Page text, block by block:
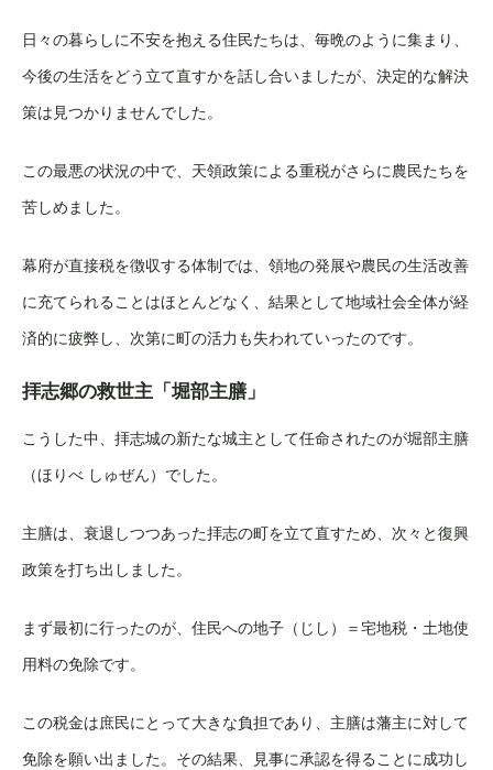
日々の暮らしに不安を抱える住民たちは、毎晩のように集まり、
今後の生活をどう立て直すかを話し合いましたが、決定的な解決
策は見つかりませんでした。
この最悪の状況の中で、天領政策による重税がさらに農民たちを
苦しめました。
幕府が直接税を徴収する体制では、領地の発展や農民の生活改善
に充てられることはほとんどなく、結果として地域社会全体が経
済的に疲弊し、次第に町の活力も失われていったのです。
拝志郷の救世主「堀部主膳」
こうした中、拝志城の新たな城主として任命されたのが堀部主膳
（ほりべ しゅぜん）でした。
主膳は、衰退しつつあった拝志の町を立て直すため、次々と復興
政策を打ち出しました。
まず最初に行ったのが、住民への地子（じし）＝宅地税・土地使
用料の免除です。
この税金は庶民にとって大きな負担であり、主膳は藩主に対して
免除を願い出ました。その結果、見事に承認を得ることに成功し